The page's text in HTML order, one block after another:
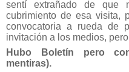
sentí extrañado de que
cubrimiento de esa visita,
convocatoria a rueda de
invitación a los medios,
Hubo Boletín pero
mentiras).